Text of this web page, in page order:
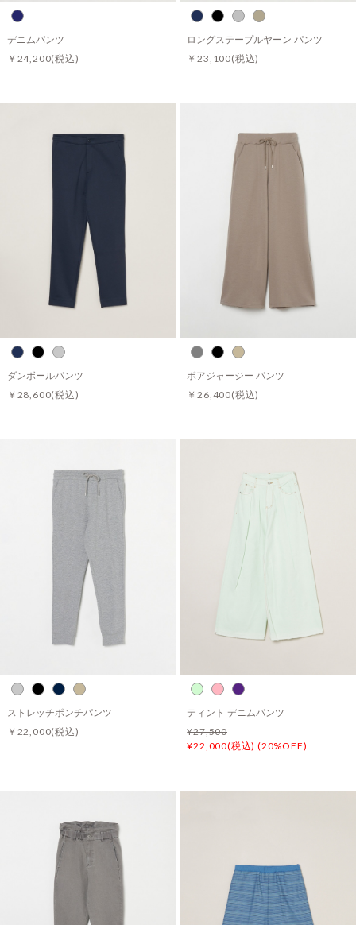
デニムパンツ
￥24,200(税込)
ロングステープルヤーン パンツ
￥23,100(税込)
ダンボールパンツ
￥28,600(税込)
ボアジャージー パンツ
￥26,400(税込)
ストレッチポンチパンツ
￥22,000(税込)
ティント デニムパンツ
¥27,500
¥22,000(税込) (20%OFF)